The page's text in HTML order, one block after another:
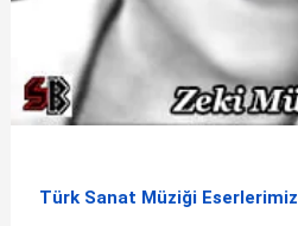
Türk Sanat Müziği Eserlerimiz